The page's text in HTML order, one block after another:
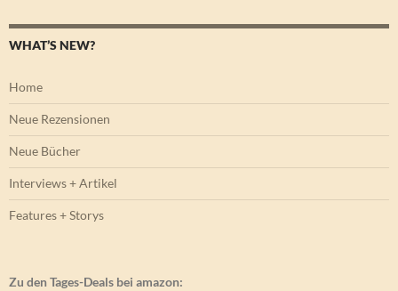
WHAT’S NEW?
Home
Neue Rezensionen
Neue Bücher
Interviews + Artikel
Features + Storys
Zu den Tages-Deals bei amazon: